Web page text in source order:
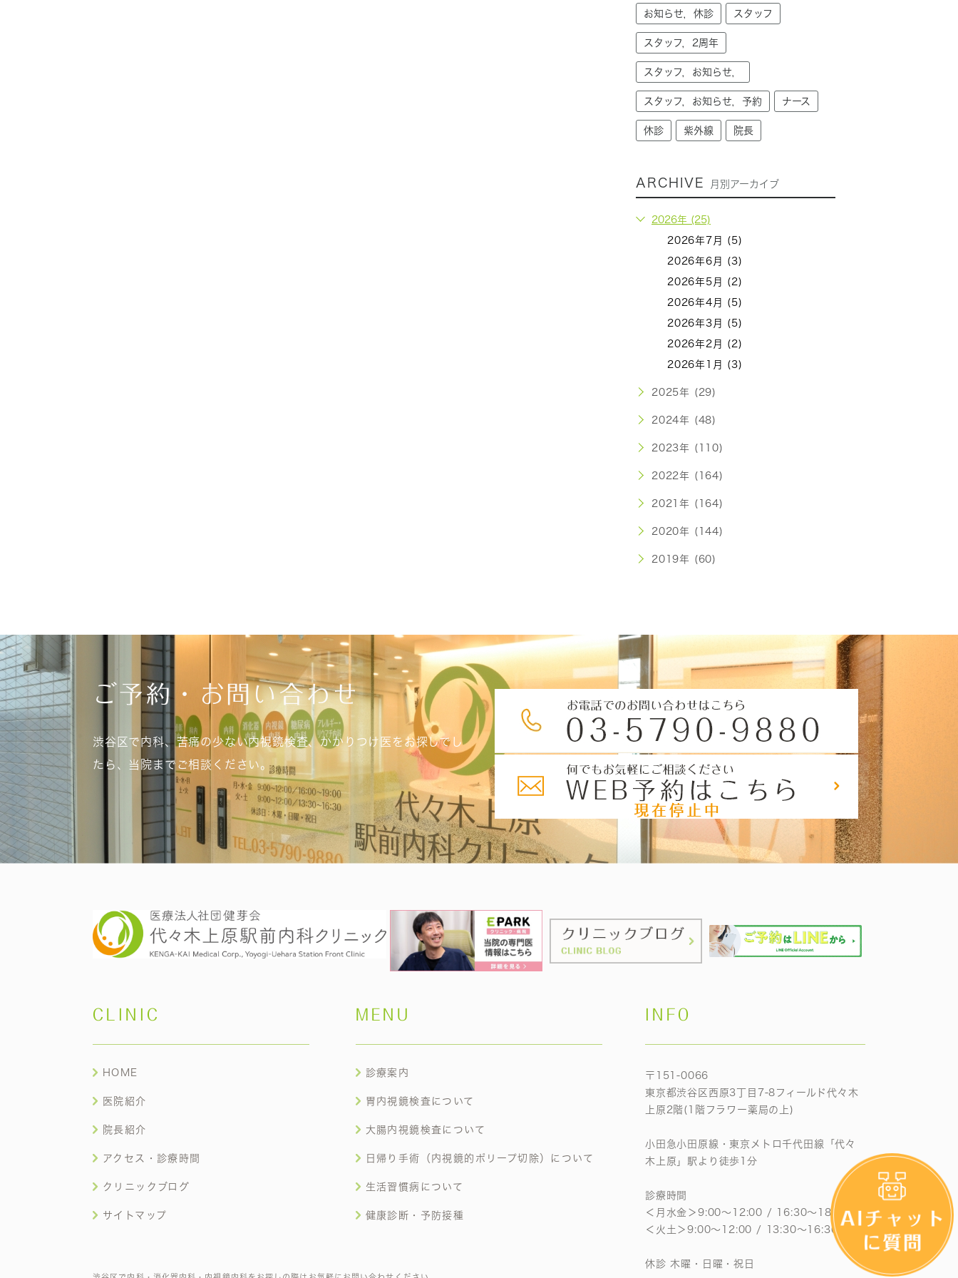
お知らせ，休診 スタッフ
スタッフ，2周年
スタッフ，お知らせ，
スタッフ，お知らせ，予約 ナース
休診 紫外線 院長
ARCHIVE 月別アーカイブ
2026年 (25)
2026年7月 (5)
2026年6月 (3)
2026年5月 (2)
2026年4月 (5)
2026年3月 (5)
2026年2月 (2)
2026年1月 (3)
2025年 (29)
2024年 (48)
2023年 (110)
2022年 (164)
2021年 (164)
2020年 (144)
2019年 (60)
ご予約・お問い合わせ
渋谷区で内科、苦痛の少ない内視鏡検査、かかりつけ医をお探しでし
たら、当院までご相談ください。
CLINIC
HOME
医院紹介
院長紹介
アクセス・診療時間
クリニックブログ
サイトマップ
MENU
診療案内
胃内視鏡検査について
大腸内視鏡検査について
日帰り手術（内視鏡的ポリープ切除）について
生活習慣病について
健康診断・予防接種
INFO
〒151-0066
東京都渋谷区西原3丁目7-8フィールド代々木
上原2階(1階フラワー薬局の上)
小田急小田原線・東京メトロ千代田線「代々
木上原」駅より徒歩1分
診療時間
＜月水金＞9:00〜12:00 / 16:30〜18:30
＜火土＞9:00〜12:00 / 13:30〜16:30
休診 木曜・日曜・祝日